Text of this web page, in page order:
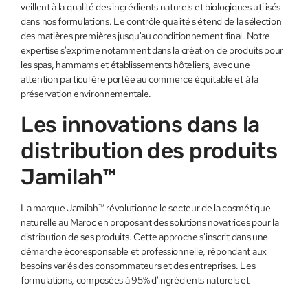
veillent à la qualité des ingrédients naturels et biologiques utilisés
dans nos formulations. Le contrôle qualité s'étend de la sélection
des matières premières jusqu'au conditionnement final. Notre
expertise s'exprime notamment dans la création de produits pour
les spas, hammams et établissements hôteliers, avec une
attention particulière portée au commerce équitable et à la
préservation environnementale.
Les innovations dans la
distribution des produits
Jamilah™
La marque Jamilah™ révolutionne le secteur de la cosmétique
naturelle au Maroc en proposant des solutions novatrices pour la
distribution de ses produits. Cette approche s'inscrit dans une
démarche écoresponsable et professionnelle, répondant aux
besoins variés des consommateurs et des entreprises. Les
formulations, composées à 95% d'ingrédients naturels et